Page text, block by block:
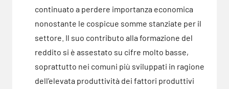
continuato a perdere importanza economica
nonostante le cospicue somme stanziate per il
settore. Il suo contributo alla formazione del
reddito si è assestato su cifre molto basse,
soprattutto nei comuni più sviluppati in ragione
dell’elevata produttività dei fattori produttivi